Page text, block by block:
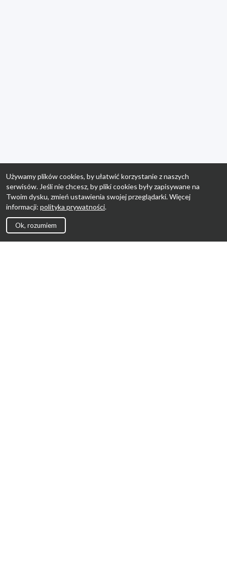
Używamy plików cookies, by ułatwić korzystanie z naszych
serwisów. Jeśli nie chcesz, by pliki cookies były zapisywane na
Twoim dysku, zmień ustawienia swojej przeglądarki. Więcej
informacji: polityka prywatności.
Ok, rozumiem